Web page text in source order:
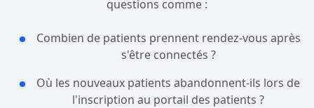
questions comme :
Combien de patients prennent rendez-vous après
s'être connectés ?
Où les nouveaux patients abandonnent-ils lors de
l'inscription au portail des patients ?